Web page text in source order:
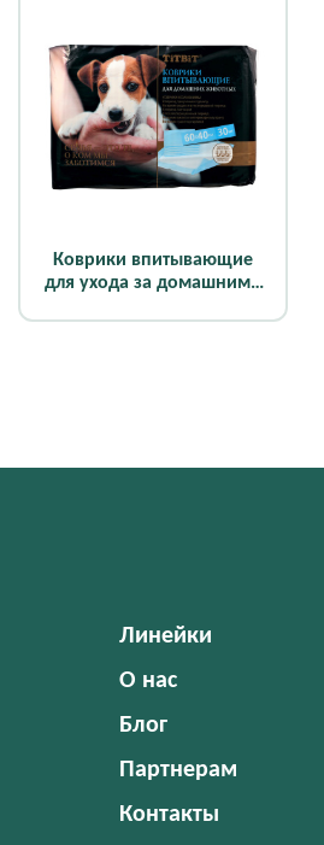
Коврики впитывающие
для ухода за домашними
Линейки
О нас
Блог
Партнерам
Контакты